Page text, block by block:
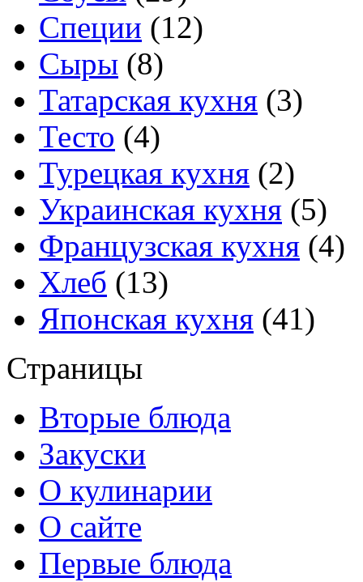
Специи (12)
Сыры (8)
Татарская кухня (3)
Тесто (4)
Турецкая кухня (2)
Украинская кухня (5)
Французская кухня (4)
Хлеб (13)
Японская кухня (41)
Страницы
Вторые блюда
Закуски
О кулинарии
О сайте
Первые блюда